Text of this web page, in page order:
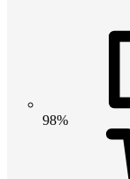
98%